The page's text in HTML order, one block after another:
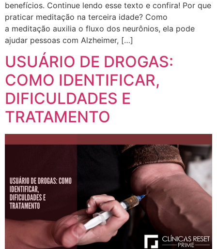
benefícios. Continue lendo esse texto e confira! Por que
praticar meditação na terceira idade? Como
a meditação auxilia o fluxo dos neurônios, ela pode
ajudar pessoas com Alzheimer, […]
USUÁRIO DE DROGAS:
COMO IDENTIFICAR,
DIFICULDADES E
TRATAMENTO